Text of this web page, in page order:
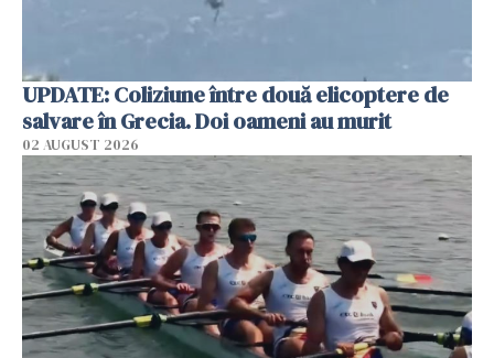
UPDATE: Coliziune între două elicoptere de
salvare în Grecia. Doi oameni au murit
02 AUGUST 2026